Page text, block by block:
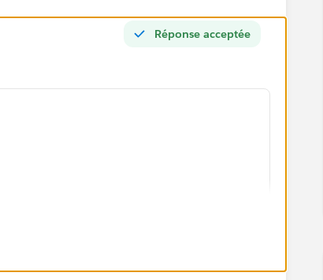
Réponse acceptée